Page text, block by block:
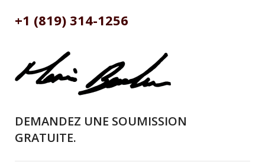
+1 (819) 314-1256
DEMANDEZ UNE SOUMISSION
GRATUITE.